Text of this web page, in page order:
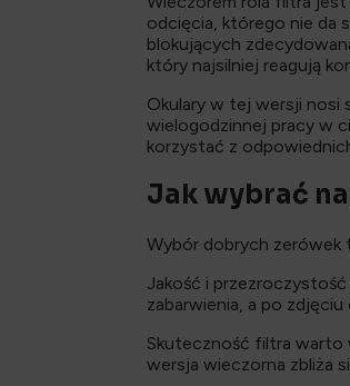
odcięcia, którego nie da
blokujących
który najsilniej reagują
Okulary w tej wersji nosi
wielogodzinnej pracy w
korzystać z
Jak wybrać
Wybór dobrych zerówek
Jakość i
zabarwienia, a po
Skuteczność filtra warto
wersja wieczorna zbliża